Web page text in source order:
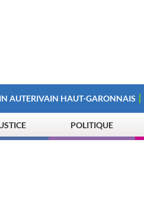
AUTERIVAIN HAUT-GARONNAIS
POLITIQUE